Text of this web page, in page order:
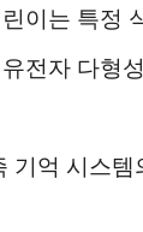
이는 특정
전자 다형
기억 시스템